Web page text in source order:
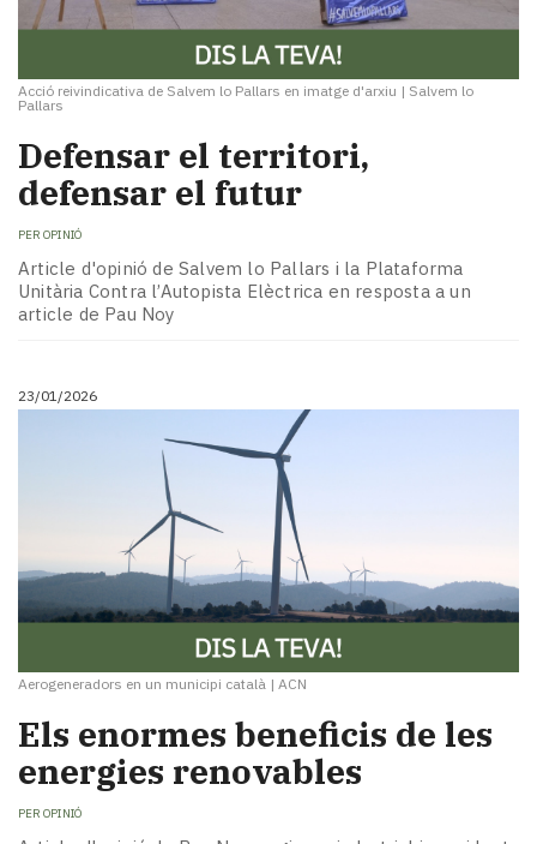
Acció reivindicativa de Salvem lo Pallars en imatge d'arxiu | Salvem lo
Pallars
Defensar el territori,
defensar el futur
PER OPINIÓ
Article d'opinió de Salvem lo Pallars i la Plataforma
Unitària Contra l’Autopista Elèctrica en resposta a un
article de Pau Noy
23/01/2026
Aerogeneradors en un municipi català | ACN
Els enormes beneficis de les
energies renovables
PER OPINIÓ